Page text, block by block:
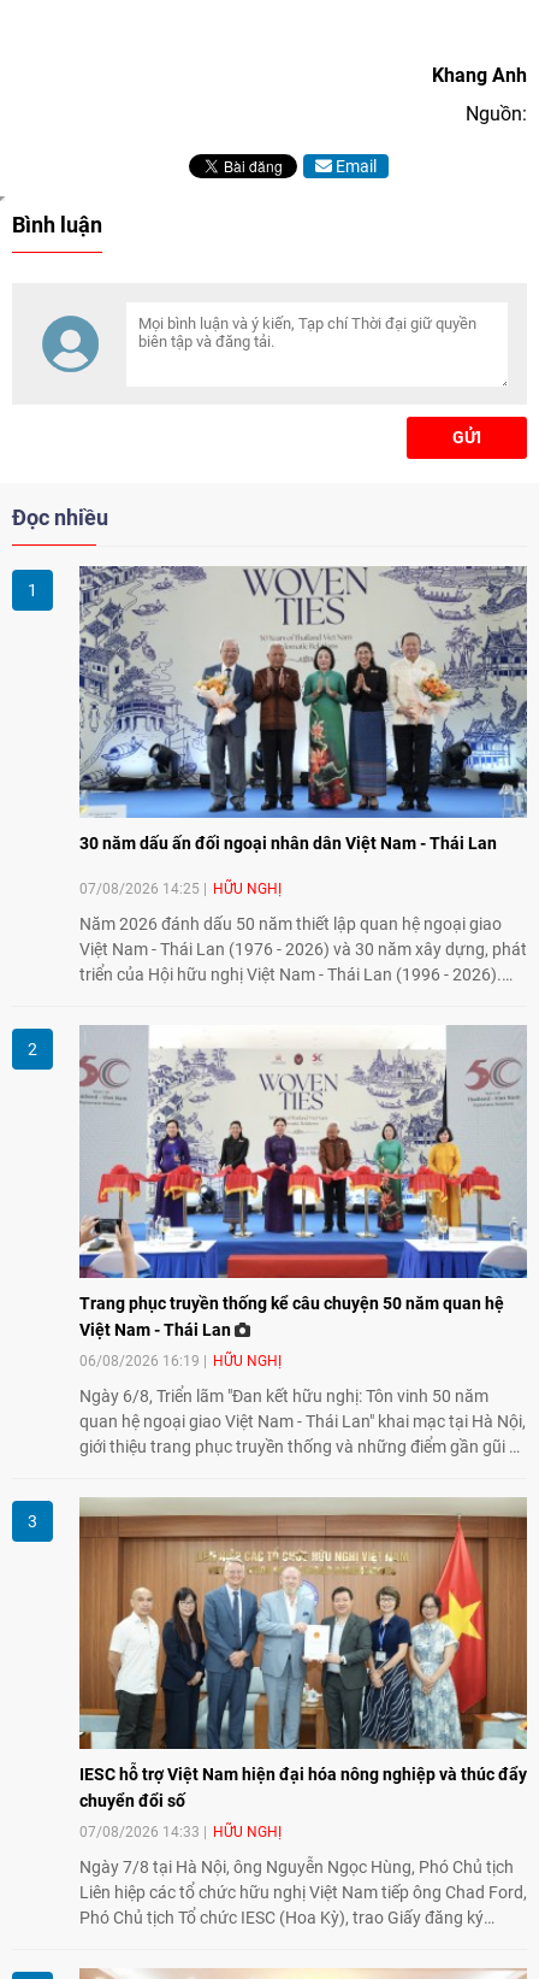
Khang Anh
Nguồn:
Email
Bình luận
GỬI
Đọc nhiều
30 năm dấu ấn đối ngoại nhân dân Việt Nam - Thái Lan
07/08/2026 14:25 HỮU NGHỊ
Năm 2026 đánh dấu 50 năm thiết lập quan hệ ngoại giao
Việt Nam - Thái Lan (1976 - 2026) và 30 năm xây dựng, phát
triển của Hội hữu nghị Việt Nam - Thái Lan (1996 - 2026).
tình hữu nghị, đồng thời từng bước mở rộng hoạt động từ
giao lưu truyền thống sang kết nối địa phương, doanh
nghiệp, giáo dục, văn hóa và thế hệ trẻ, góp phần tăng
cường sự hiểu biết và hợp tác giữa nhân dân hai nước.
Trang phục truyền thống kể câu chuyện 50 năm quan hệ
Việt Nam - Thái Lan
06/08/2026 16:19 HỮU NGHỊ
Ngày 6/8, Triển lãm "Đan kết hữu nghị: Tôn vinh 50 năm
quan hệ ngoại giao Việt Nam - Thái Lan" khai mạc tại Hà Nội,
giới thiệu trang phục truyền thống và những điểm gần gũi về
giao lưu nhân dân trong chặng đường nửa thế kỷ quan hệ
song phương.
IESC hỗ trợ Việt Nam hiện đại hóa nông nghiệp và thúc đẩy
chuyển đổi số
07/08/2026 14:33 HỮU NGHỊ
Ngày 7/8 tại Hà Nội, ông Nguyễn Ngọc Hùng, Phó Chủ tịch
Liên hiệp các tổ chức hữu nghị Việt Nam tiếp ông Chad Ford,
Phó Chủ tịch Tổ chức IESC (Hoa Kỳ), trao Giấy đăng ký
đổi về định hướng triển khai Dự án "Mở rộng Thương mại